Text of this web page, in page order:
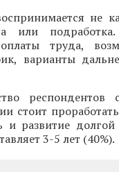
не
или
труда,
варианты
респондентов
стоит
и развитие
3-5 лет (40%).